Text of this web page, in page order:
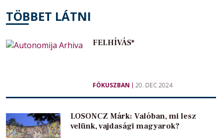
TÖBBET LÁTNI
FELHÍVÁS*
FÓKUSZBAN 20. DEC 2024
LOSONCZ Márk: Valóban, mi lesz
velünk, vajdasági magyarok?